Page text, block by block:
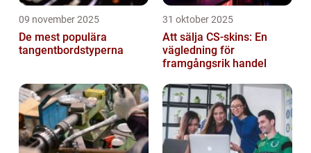
09 november 2025
De mest populära
tangentbordstyperna
31 oktober 2025
Att sälja CS-skins: En
vägledning för
framgångsrik handel